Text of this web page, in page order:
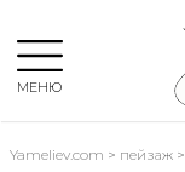
МЕНЮ
×
Език:
Yameliev.com > пейзаж >